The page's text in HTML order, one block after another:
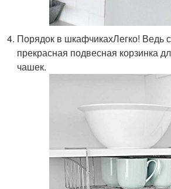
Порядок в шкафчикахЛегко! Ведь
прекрасная подвесная корзинка
чашек.